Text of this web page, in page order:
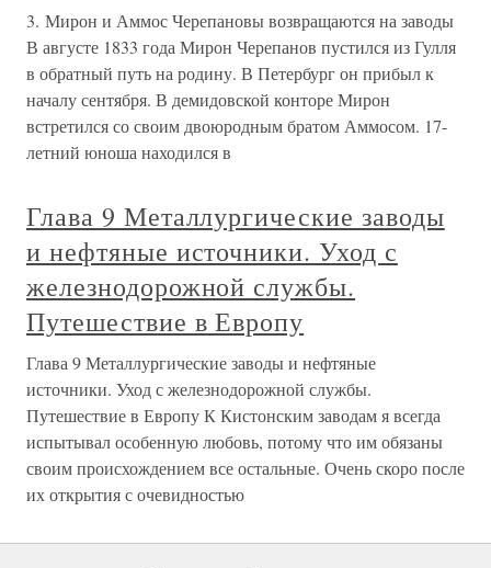
3. Мирон и Аммос Черепановы возвращаются на заводы
В августе 1833 года Мирон Черепанов пустился из Гулля
в обратный путь на родину. В Петербург он прибыл к
началу сентября. В демидовской конторе Мирон
встретился со своим двоюродным братом Аммосом. 17-
летний юноша находился в
Глава 9 Металлургические заводы
и нефтяные источники. Уход с
железнодорожной службы.
Путешествие в Европу
Глава 9 Металлургические заводы и нефтяные
источники. Уход с железнодорожной службы.
Путешествие в Европу К Кистонским заводам я всегда
испытывал особенную любовь, потому что им обязаны
своим происхождением все остальные. Очень скоро после
их открытия с очевидностью